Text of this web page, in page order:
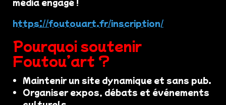
https://foutouart.fr/inscription/
Pourquoi soutenir
Foutou’art ?
Maintenir un site dynamique et sans pub.
Organiser expos, débats et événements